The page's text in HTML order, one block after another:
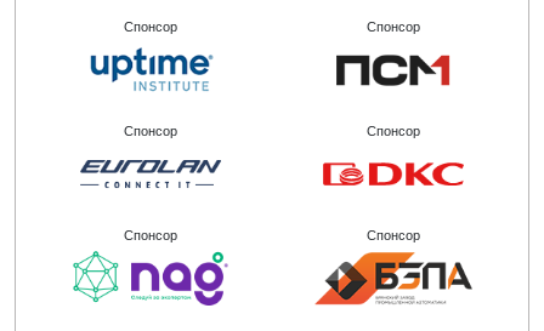
Спонсор Спонсор
Спонсор Спонсор
Спонсор Спонсор